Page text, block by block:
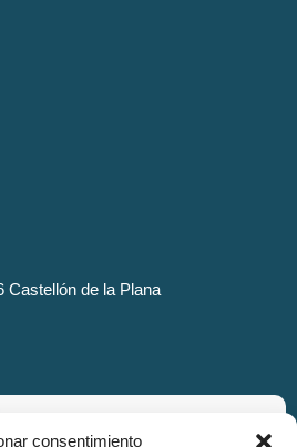
consentimiento
Castellón de la Plana